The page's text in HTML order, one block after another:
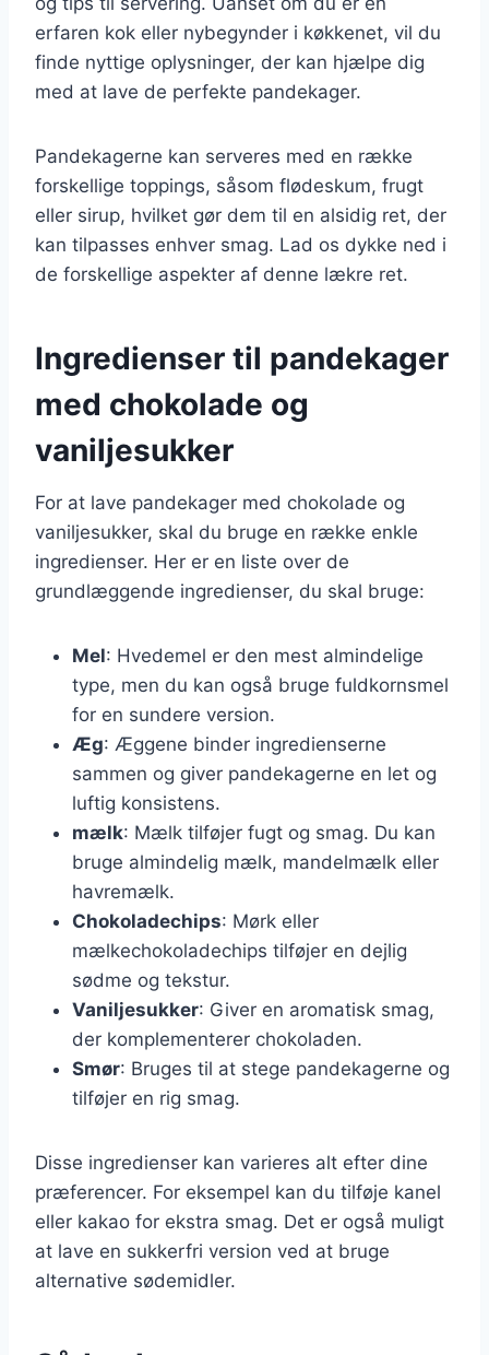
erfaren kok eller nybegynder i køkkenet, vil du
finde nyttige oplysninger, der kan hjælpe dig
med at lave de perfekte pandekager.
Pandekagerne kan serveres med en række
forskellige toppings, såsom flødeskum, frugt
eller sirup, hvilket gør dem til en alsidig ret, der
kan tilpasses enhver smag. Lad os dykke ned i
de forskellige aspekter af denne lækre ret.
Ingredienser til pandekager
med chokolade og
vaniljesukker
For at lave pandekager med chokolade og
vaniljesukker, skal du bruge en række enkle
ingredienser. Her er en liste over de
grundlæggende ingredienser, du skal bruge:
Mel: Hvedemel er den mest almindelige
type, men du kan også bruge fuldkornsmel
for en sundere version.
Æg: Æggene binder ingredienserne
sammen og giver pandekagerne en let og
luftig konsistens.
mælk: Mælk tilføjer fugt og smag. Du kan
bruge almindelig mælk, mandelmælk eller
havremælk.
Chokoladechips: Mørk eller
mælkechokoladechips tilføjer en dejlig
sødme og tekstur.
Vaniljesukker: Giver en aromatisk smag,
der komplementerer chokoladen.
Smør: Bruges til at stege pandekagerne og
tilføjer en rig smag.
Disse ingredienser kan varieres alt efter dine
præferencer. For eksempel kan du tilføje kanel
eller kakao for ekstra smag. Det er også muligt
at lave en sukkerfri version ved at bruge
alternative sødemidler.